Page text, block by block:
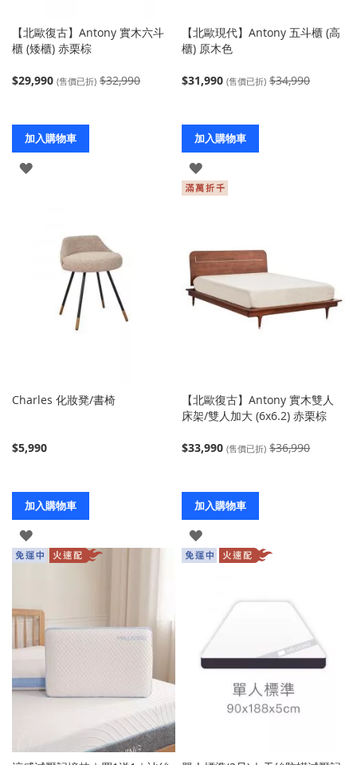
【北歐復古】Antony 實木六斗
櫃 (矮櫃) 赤栗棕
$29,990 (售價已折) $32,990
加入購物車
登
【北歐現代】Antony 五斗櫃 (高
櫃) 原木色
$31,990 (售價已折) $34,990
加入購物車
登
入
Charles 化妝凳/書椅
$5,990
加入購物車
登
入
【北歐復古】Antony 實木雙人
床架/雙人加大 (6x6.2) 赤栗棕
$33,990 (售價已折) $36,990
加入購物車
登
入